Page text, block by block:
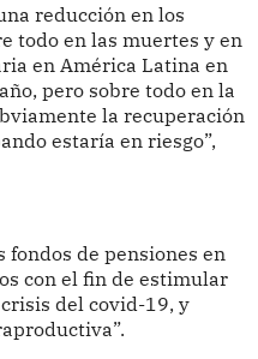
reducción en los
todo en las muertes y en
en América Latina en
pero sobre todo en la
la recuperación
estaría en riesgo”,
de pensiones en
con el fin de estimular
del covid-19, y